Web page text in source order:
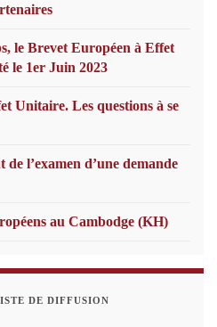
le Brevet Européen à Effet
le 1er Juin 2023
Unitaire. Les questions à se
l’examen d’une demande
au Cambodge (KH)
DE DIFFUSION